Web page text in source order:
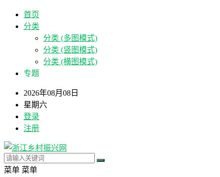
首页
分类
分类 (多图模式)
分类 (竖图模式)
分类 (横图模式)
专题
2026年08月08日
星期六
登录
注册
菜单 菜单